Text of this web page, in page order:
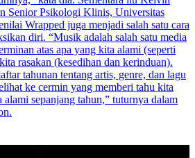
Senior Psikologi Klinis, Universitas
Wrapped juga menjadi salah satu cara
diri. “Musik adalah salah satu media
atas apa yang kita alami (seperti
rasakan (kesedihan dan kerinduan).
tahunan tentang artis, genre, dan lagu
ke cermin yang memberi tahu kita
alami sepanjang tahun,” tuturnya dalam